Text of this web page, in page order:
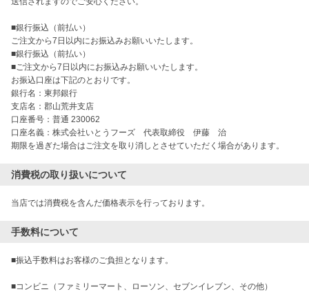
■銀行振込（前払い）
ご注文から7日以内にお振込みお願いいたします。
■銀行振込（前払い）
■ご注文から7日以内にお振込みお願いいたします。
お振込口座は下記のとおりです。
銀行名：東邦銀行
支店名：郡山荒井支店
口座番号：普通 230062
口座名義：株式会社いとうフーズ　代表取締役　伊藤　治
期限を過ぎた場合はご注文を取り消しとさせていただく場合があります。
消費税の取り扱いについて
当店では消費税を含んだ価格表示を行っております。
手数料について
■振込手数料はお客様のご負担となります。
■コンビニ（ファミリーマート、ローソン、セブンイレブン、その他）